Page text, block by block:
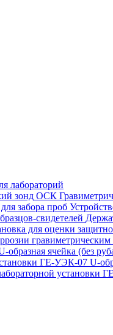
лабораторий
зонд ОСК
забора проб
свидетелей
для оценки
образная ячейка (без
ГЕ-УЭК-07 U-
установки